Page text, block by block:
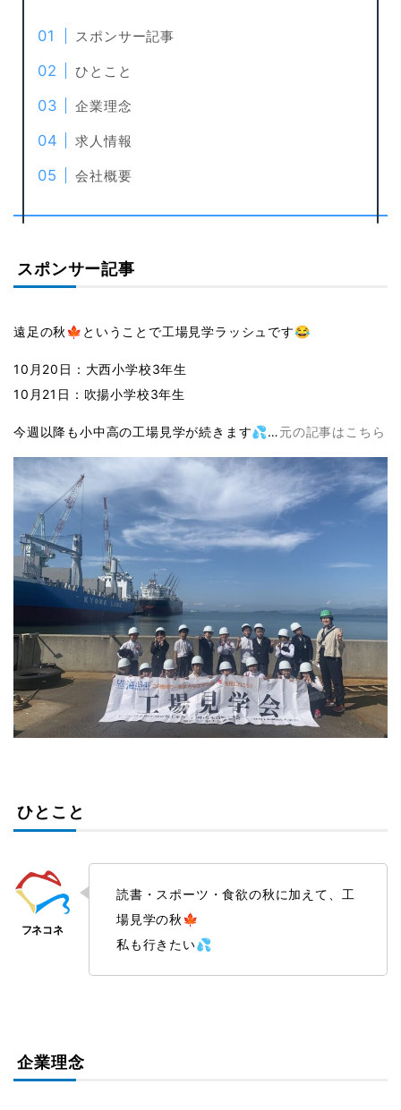
スポンサー記事
ひとこと
企業理念
求人情報
会社概要
スポンサー記事
遠足の秋🍁ということで工場見学ラッシュです😂
10月20日：大西小学校3年生
10月21日：吹揚小学校3年生
今週以降も小中高の工場見学が続きます💦…元の記事はこちら
ひとこと
読書・スポーツ・食欲の秋に加えて、工
場見学の秋🍁
私も行きたい💦
企業理念